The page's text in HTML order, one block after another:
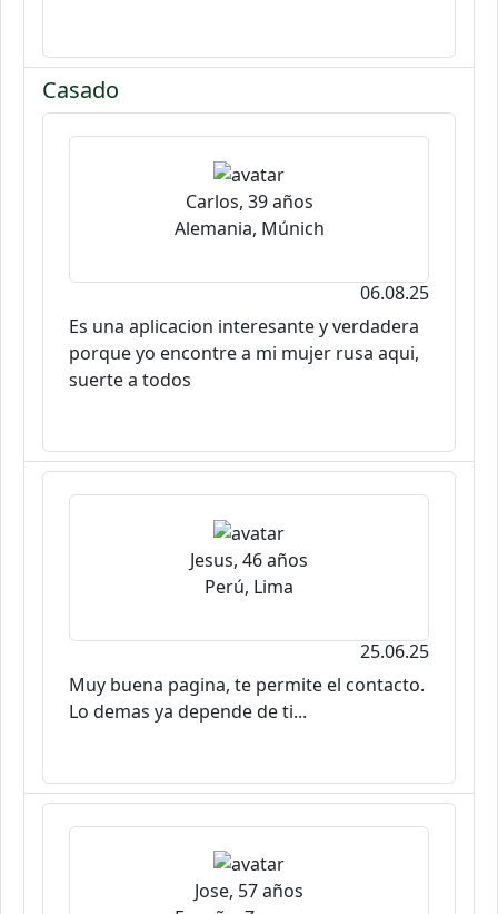
Casado
Carlos, 39 años
Alemania, Múnich
06.08.25
Es una aplicacion interesante y verdadera
porque yo encontre a mi mujer rusa aqui,
suerte a todos
Jesus, 46 años
Perú, Lima
25.06.25
Muy buena pagina, te permite el contacto.
Lo demas ya depende de ti...
Jose, 57 años